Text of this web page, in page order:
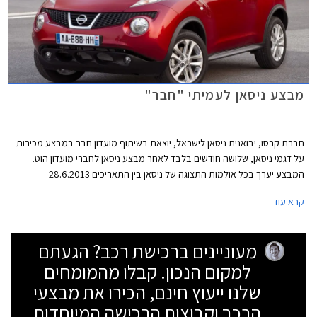
מבצע ניסאן לעמיתי "חבר"
חברת קרסו, יבואנית ניסאן לישראל, יוצאת בשיתוף מועדון חבר במבצע מכירות
על דגמי ניסאן, שלושה חודשים בלבד לאחר מבצע ניסאן לחברי מועדון הוט.
המבצע יערך בכל אולמות התצוגה של ניסאן בין התאריכים 28.6.2013 -
הכוללת, בין היתר, מערכת ניווט ומצלמה אחורית, הטבות מימון ושי יקר ערך
מתנת מועדון חבר. הרוכשים במסגרת המבצע ייהנו גם מאפשרות לתשלום של
עד 30,000 ₪ בכרטיס אשראי חבר צרכנות. יודגש כי המחירים המוצגים לעיל
כוללים מע"מ בגובה 17% וייתכן כי יחולו שינויים במחירים המוצגים הן בעקבות
עליית המע"מ והן בעקבות שינוי המיסוי הצפויים (שינוי מס ירוק). היבואן מציין
בעלון המבצע, כי במידה וייחולו שינויים במיסוי ובעקבותיהם שינוי במחירי
קרא עוד
מעוניינים ברכישת רכב? הגעתם
למקום הנכון. קבלו מהמומחים
שלנו ייעוץ חינם, הכירו את מבצעי